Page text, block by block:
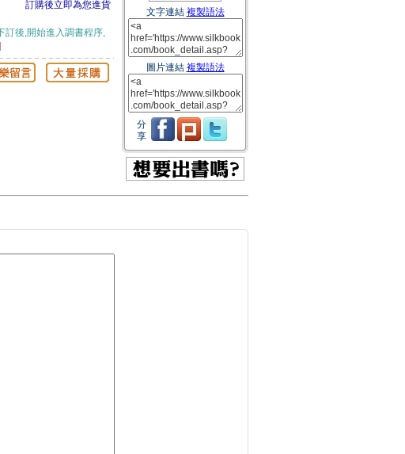
訂購後立即為您進貨
訂後,開始進入調書程序,
文字連結 複製語法
圖片連結 複製語法
分
享